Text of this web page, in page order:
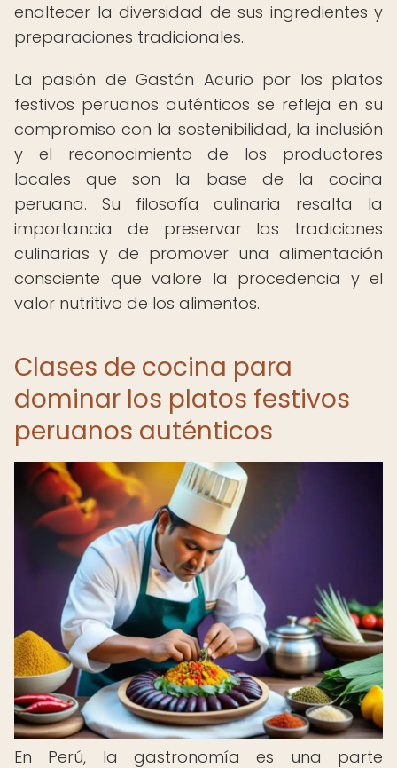
enaltecer la diversidad de sus ingredientes y
preparaciones tradicionales.
La pasión de Gastón Acurio por los platos
festivos peruanos auténticos se refleja en su
compromiso con la sostenibilidad, la inclusión
y el reconocimiento de los productores
locales que son la base de la cocina
peruana. Su filosofía culinaria resalta la
importancia de preservar las tradiciones
culinarias y de promover una alimentación
consciente que valore la procedencia y el
valor nutritivo de los alimentos.
Clases de cocina para
dominar los platos festivos
peruanos auténticos
En Perú, la gastronomía es una parte